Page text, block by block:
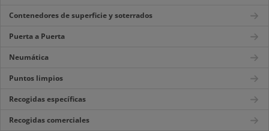
Contenedores de superficie y soterrados
Puerta a Puerta
Neumática
Puntos limpios
Recogidas específicas
Recogidas comerciales